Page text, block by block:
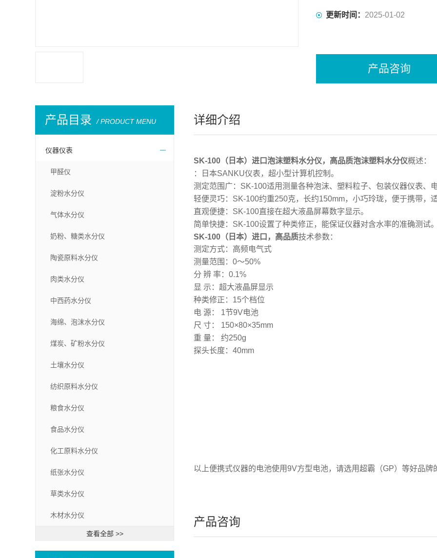
更新时间： 2025-01-02
产品咨询
产品目录 / PRODUCT MENU
仪器仪表
甲醛仪
淀粉水分仪
气体水分仪
奶粉、糖类水分仪
陶瓷原料水分仪
肉类水分仪
中西药水分仪
海绵、泡沫水分仪
煤炭、矿粉水分仪
土壤水分仪
纺织原料水分仪
粮食水分仪
食品水分仪
化工原料水分仪
纸张水分仪
草类水分仪
木材水分仪
查看全部 >>
详细介绍
SK-100（日本）进口泡沫塑料水分仪，高品质泡沫塑料水分仪概述：
：日本SANKU仪表，超小型计算机控制。
测定范围广：SK-100适用测量各种泡沫、塑料粒子、包装仪器仪表、
轻便灵巧：SK-100约重250克，长约150mm，小巧玲珑，便于携带，
直观便捷：SK-100直接在超大液晶屏幕数字显示。
简单快捷：SK-100设置了种类修正，能保证仪器对含水率的准确测试
SK-100（日本）进口，高品质技术参数：
测定方式：高频电气式
测量范围：0～50%
分 辨 率：0.1%
显 示：超大液晶屏显示
种类修正：15个档位
电 源： 1节9V电池
尺 寸： 150×80×35mm
重 量： 约250g
探头长度：40mm
以上便携式仪器的电池使用9V方型电池，请选用超霸（GP）等好品牌
产品咨询